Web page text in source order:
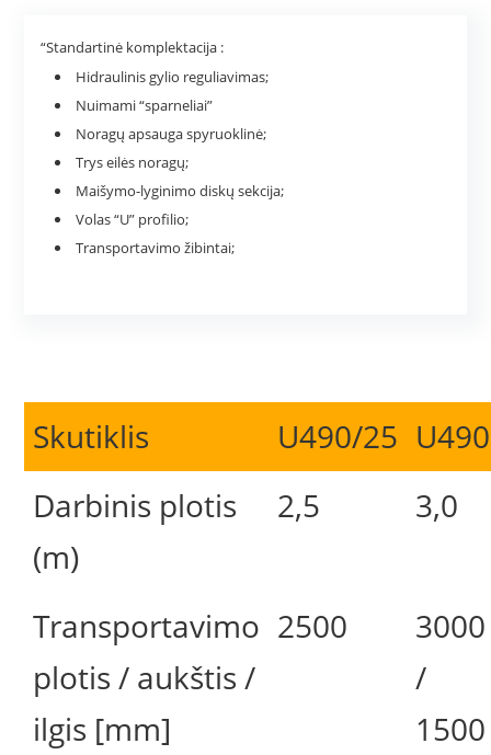
“Standartinė komplektacija :
Hidraulinis gylio reguliavimas;
Nuimami “sparneliai”
Noragų apsauga spyruoklinė;
Trys eilės noragų;
Maišymo-lyginimo diskų sekcija;
Volas “U” profilio;
Transportavimo žibintai;
Skutiklis U490/25 U490
Darbinis plotis
(m)
2,5 3,0
Transportavimo
plotis / aukštis /
ilgis [mm]
2500
3000
/
1500